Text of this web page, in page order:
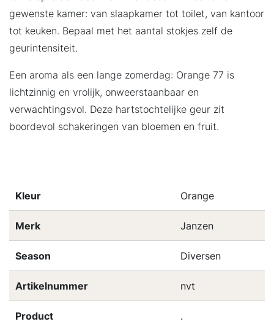
gewenste kamer: van slaapkamer tot toilet, van kantoor
tot keuken. Bepaal met het aantal stokjes zelf de
geurintensiteit.
Een aroma als een lange zomerdag: Orange 77 is
lichtzinnig en vrolijk, onweerstaanbaar en
verwachtingsvol. Deze hartstochtelijke geur zit
boordevol schakeringen van bloemen en fruit.
Kleur Orange
Merk Janzen
Season Diversen
Artikelnummer nvt
Product .